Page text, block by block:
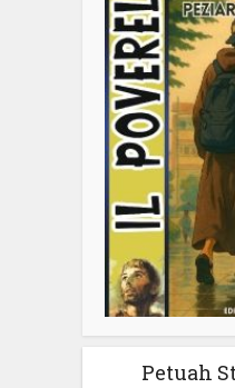
Petuah